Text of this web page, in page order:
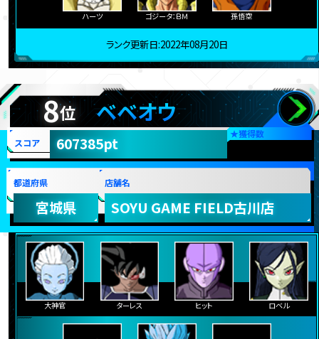
ハーツ ゴジータ：ＢＭ 孫悟空
ランク更新日:2022年08月20日
8位 ベベオウ
★獲得数
スコア 607385pt
都道府県
宮城県
店舗名
SOYU GAME FIELD古川店
大神官 ターレス ヒット ロベル